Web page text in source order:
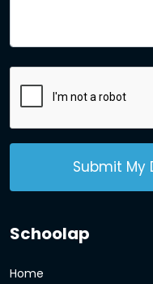
Submit My
Schoolap
Home